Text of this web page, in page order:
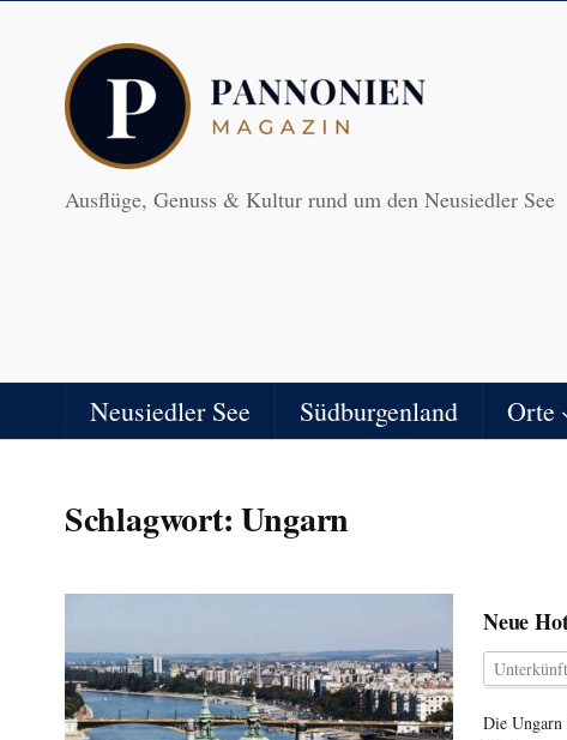
Ausflüge, Genuss & Kultur rund um den Neusiedler See
Neusiedler See Südburgenland Orte
Schlagwort:Ungarn
Neue
Die Ungarn